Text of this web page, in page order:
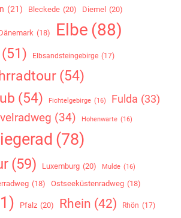
(21) Bleckede (20) Diemel (20)
(18) Elbe (88)
(51) Elbsandsteingebirge (17)
(54)
(54) Fichtelgebirge (16) Fulda (33)
(34) Hohenwarte (16)
(78)
(59) Luxemburg (20) Mulde (16)
(18) Ostseeküstenradweg (18)
Pfalz (20) Rhein (42) Rhön (17)